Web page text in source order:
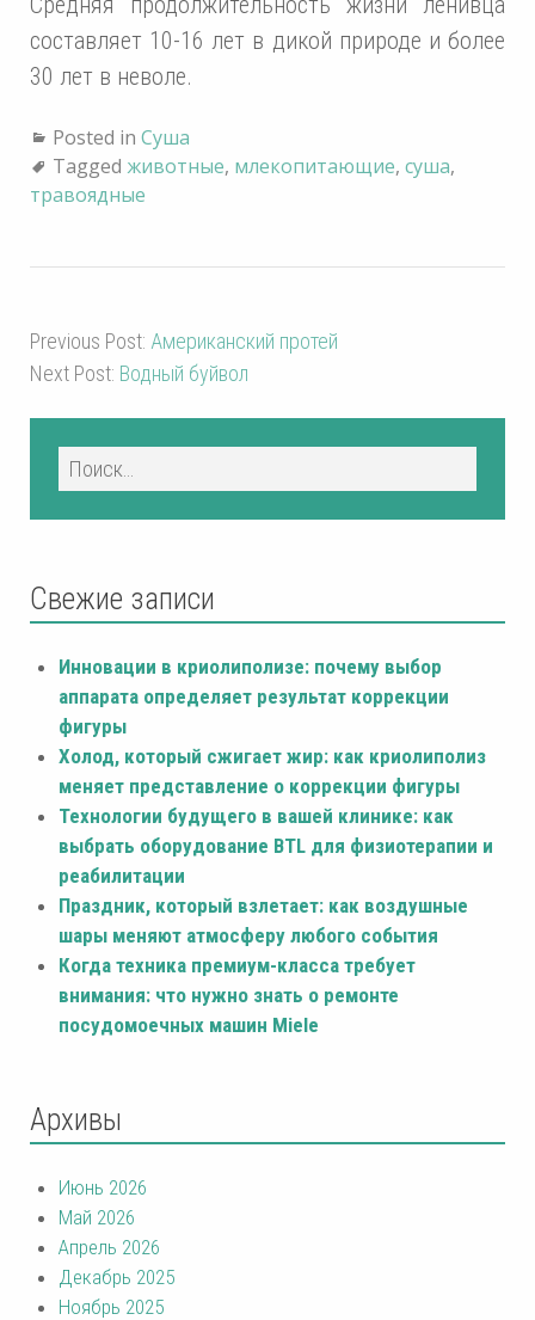
составляет 10-16 лет в дикой природе и более
30 лет в неволе.
Posted in Суша
Tagged животные, млекопитающие, суша,
травоядные
Previous Post: Американский протей
Next Post: Водный буйвол
Свежие записи
Инновации в криолиполизе: почему выбор
аппарата определяет результат коррекции
фигуры
Холод, который сжигает жир: как криолиполиз
меняет представление о коррекции фигуры
Технологии будущего в вашей клинике: как
выбрать оборудование BTL для физиотерапии и
реабилитации
Праздник, который взлетает: как воздушные
шары меняют атмосферу любого события
Когда техника премиум-класса требует
внимания: что нужно знать о ремонте
посудомоечных машин Miele
Архивы
Июнь 2026
Май 2026
Апрель 2026
Декабрь 2025
Ноябрь 2025